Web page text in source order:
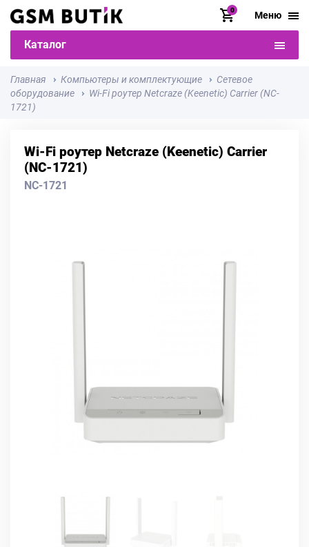
0 Меню
Каталог
Главная Компьютеры и комплектующие
Сетевое
оборудование
Wi-Fi роутер Netcraze (Keenetic) Carrier (NC-
1721)
Wi-Fi роутер Netcraze (Keenetic) Carrier
(NC-1721)
NC-1721